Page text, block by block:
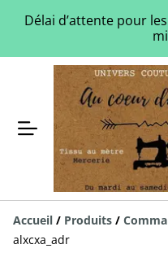
Délai d’attente pour
Accueil / Produits /
alxcxa_adr